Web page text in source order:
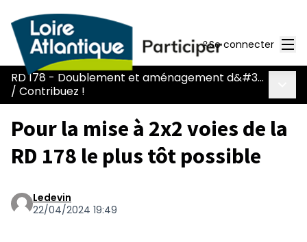
Se connecter
RD 178 - Doublement et aménagement d&#39;une voie réservée
/ Contribuez !
Pour la mise à 2x2 voies de la
RD 178 le plus tôt possible
Ledevin
22/04/2024 19:49